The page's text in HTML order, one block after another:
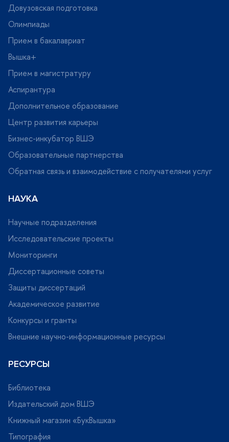
Довузовская подготовка
Олимпиады
Прием в бакалавриат
ышка+
Прием в магистратуру
Аспирантура
Дополнительное образование
Центр развития карьеры
Бизнес-инкубатор ВШЭ
Образовательные партнерства
Обратная связь и взаимодействие с получателями услу
НАУКА
Научные подразделения
Исследовательские проекты
Мониторинги
Диссертационные советы
Защиты диссертаций
Академическое развитие
Конкурсы и гранты
нешние научно-информационные ресурсы
РЕСУРСЫ
Библиотека
Издательский дом ВШЭ
Книжный магазин «БукВышка»
Типография